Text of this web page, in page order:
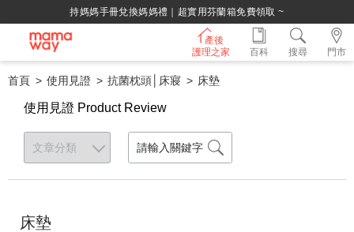
持媽媽手冊兌換媽媽禮｜超實用芬蘭箱免費領取 ~
產後
護理之家
門市
百科 搜尋
首頁 使用見證 抗菌枕頭│床寢 床墊
使用見證 Product Review
床墊